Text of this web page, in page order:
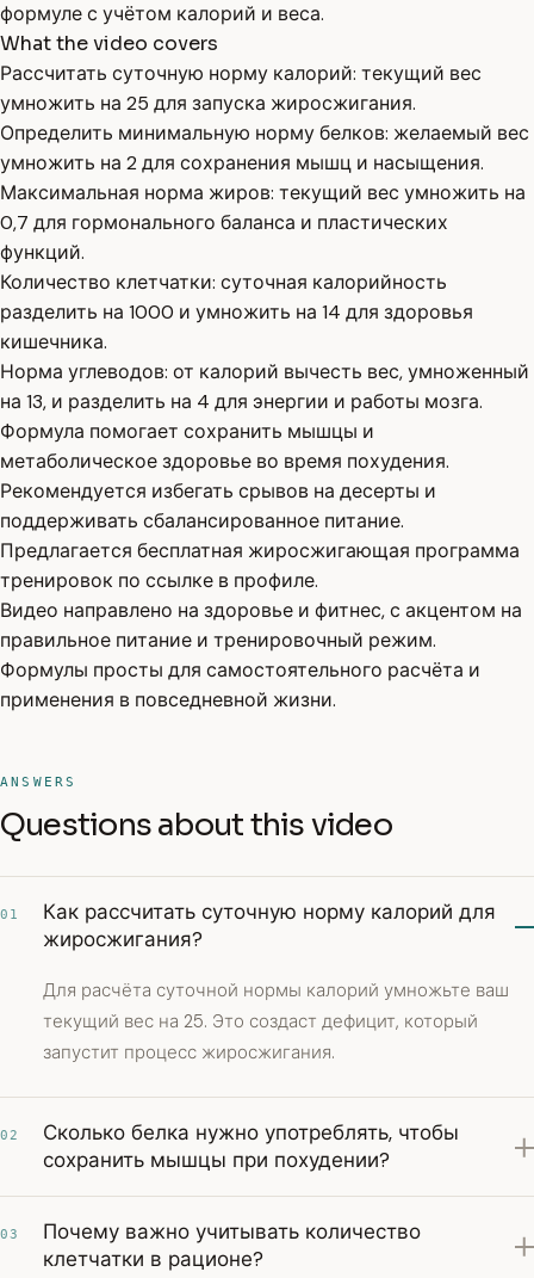
формуле с учётом калорий и веса.
What the video covers
Рассчитать суточную норму калорий: текущий вес
умножить на 25 для запуска жиросжигания.
Определить минимальную норму белков: желаемый вес
умножить на 2 для сохранения мышц и насыщения.
Максимальная норма жиров: текущий вес умножить на
0,7 для гормонального баланса и пластических
функций.
Количество клетчатки: суточная калорийность
разделить на 1000 и умножить на 14 для здоровья
кишечника.
Норма углеводов: от калорий вычесть вес, умноженный
на 13, и разделить на 4 для энергии и работы мозга.
Формула помогает сохранить мышцы и
метаболическое здоровье во время похудения.
Рекомендуется избегать срывов на десерты и
поддерживать сбалансированное питание.
Предлагается бесплатная жиросжигающая программа
тренировок по ссылке в профиле.
Видео направлено на здоровье и фитнес, с акцентом на
правильное питание и тренировочный режим.
Формулы просты для самостоятельного расчёта и
применения в повседневной жизни.
ANSWERS
Questions about this video
01
Как рассчитать суточную норму калорий для
жиросжигания?
Для расчёта суточной нормы калорий умножьте ваш
текущий вес на 25. Это создаст дефицит, который
запустит процесс жиросжигания.
02
Сколько белка нужно употреблять, чтобы
сохранить мышцы при похудении?
03
Почему важно учитывать количество
клетчатки в рационе?